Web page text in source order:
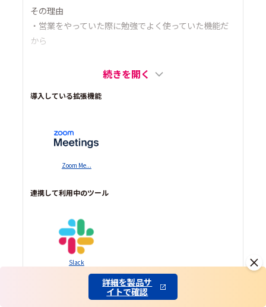
その理由
・営業をやっていた際に勉強でよく使っていた機能だ
から
続きを開く
導入している拡張機能
Zoom Me...
連携して利用中のツール
Slack
0コメント
詳細を製品サ
イトで確認